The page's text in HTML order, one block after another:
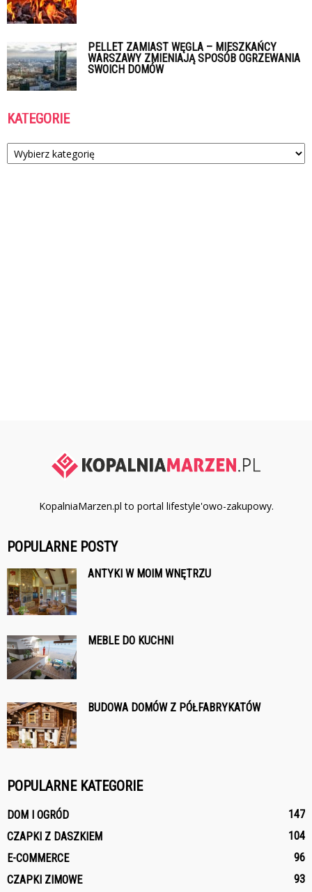
PELLET ZAMIAST WĘGLA – MIESZKAŃCY
WARSZAWY ZMIENIAJĄ SPOSÓB OGRZEWANIA
SWOICH DOMÓW
KATEGORIE
Kategorie
KopalniaMarzen.pl to portal lifestyle'owo-zakupowy.
POPULARNE POSTY
ANTYKI W MOIM WNĘTRZU
MEBLE DO KUCHNI
BUDOWA DOMÓW Z PÓŁFABRYKATÓW
POPULARNE KATEGORIE
DOM I OGRÓD
147
CZAPKI Z DASZKIEM
104
E-COMMERCE
96
CZAPKI ZIMOWE
93